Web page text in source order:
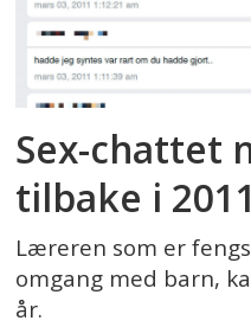
Sex-chattet
tilbake i 2011
Læreren som er
omgang med barn,
år.